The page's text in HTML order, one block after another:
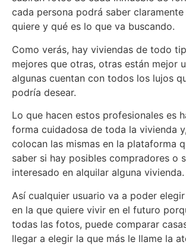
cada persona podrá saber
quiere y qué es lo que va buscando.
Como verás, hay viviendas de todo
mejores que otras, otras están mejor
algunas cuentan con todos los lujos
podría desear.
Lo que hacen estos profesionales es
forma cuidadosa de toda la vivienda
colocan las mismas en la plataforma
saber si hay posibles compradores o
interesado en alquilar alguna vivienda.
Así cualquier usuario va a poder
en la que quiere vivir en el futuro
todas las fotos, puede comparar
llegar a elegir la que más le llame la